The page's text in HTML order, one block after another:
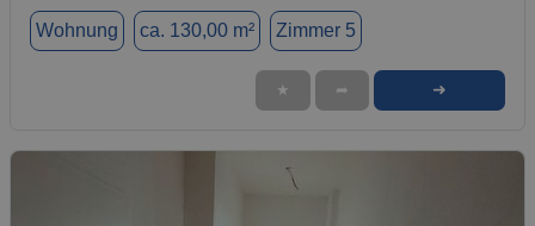
Wohnung ca. 130,00 m² Zimmer 5
★ ➦ ➜